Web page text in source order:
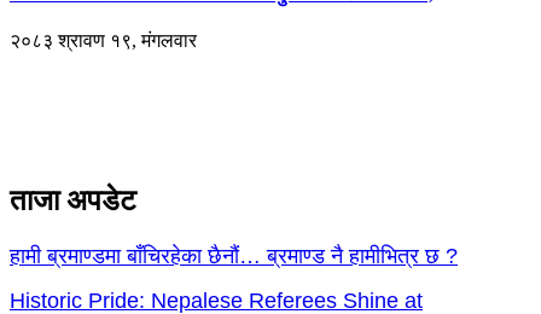
२०८३ श्रावण १९, मंगलवार
ताजा अपडेट
हामी ब्रमाण्डमा बाँचिरहेका छैनौं… ब्रमाण्ड नै हामीभित्र छ ?
Historic Pride: Nepalese Referees Shine at